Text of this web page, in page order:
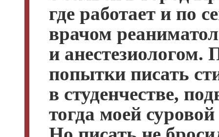
где работает и по
врачом
и анестезиологом.
попытки писать
в студенчестве,
тогда моей